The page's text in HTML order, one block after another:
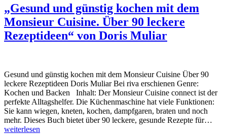
Rezepte
für
alle
„Gesund und günstig kochen mit dem
Monsieur Cuisine. Über 90 leckere
Rezeptideen“ von Doris Muliar
Gesund und günstig kochen mit dem Monsieur Cuisine Über 90
leckere Rezeptideen Doris Muliar Bei riva erschienen Genre:
Kochen und Backen Inhalt: Der Monsieur Cuisine connect ist der
perfekte Alltagshelfer. Die Küchenmaschine hat viele Funktionen:
Sie kann wiegen, kneten, kochen, dampfgaren, braten und noch
mehr. Dieses Buch bietet über 90 leckere, gesunde Rezepte für…
weiterlesen